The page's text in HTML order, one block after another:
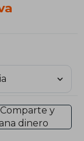
Comparte y
dinero